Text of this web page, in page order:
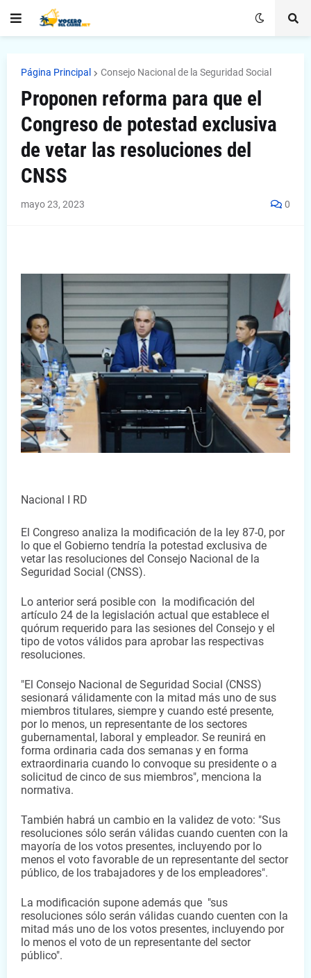
Página Principal Consejo Nacional de la Seguridad Social
Proponen reforma para que el
Congreso de potestad exclusiva
de vetar las resoluciones del
CNSS
mayo 23, 2023 0
Nacional I RD
El Congreso analiza la modificación de la ley 87-0, por
lo que el Gobierno tendría la potestad exclusiva de
vetar las resoluciones del Consejo Nacional de la
Seguridad Social (CNSS).
Lo anterior será posible con  la modificación del
artículo 24 de la legislación actual que establece el
quórum requerido para las sesiones del Consejo y el
tipo de votos válidos para aprobar las respectivas
resoluciones.
"El Consejo Nacional de Seguridad Social (CNSS)
sesionará válidamente con la mitad más uno de sus
miembros titulares, siempre y cuando esté presente,
por lo menos, un representante de los sectores
gubernamental, laboral y empleador. Se reunirá en
forma ordinaria cada dos semanas y en forma
extraordinaria cuando lo convoque su presidente o a
solicitud de cinco de sus miembros", menciona la
normativa.
También habrá un cambio en la validez de voto: "Sus
resoluciones sólo serán válidas cuando cuenten con la
mayoría de los votos presentes, incluyendo por lo
menos el voto favorable de un representante del sector
público, de los trabajadores y de los empleadores".
La modificación supone además que  "sus
resoluciones sólo serán válidas cuando cuenten con la
mitad más uno de los votos presentes, incluyendo por
lo menos el voto de un representante del sector
público".